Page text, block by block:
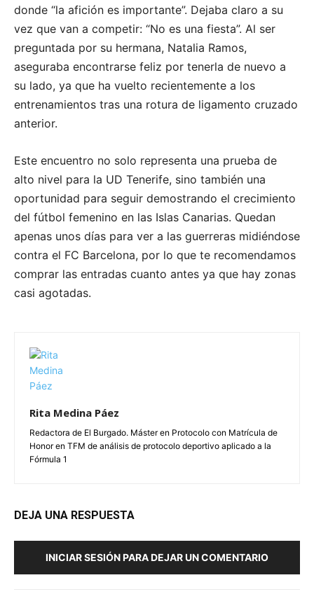
donde “la afición es importante”. Dejaba claro a su
vez que van a competir: “No es una fiesta”. Al ser
preguntada por su hermana, Natalia Ramos,
aseguraba encontrarse feliz por tenerla de nuevo a
su lado, ya que ha vuelto recientemente a los
entrenamientos tras una rotura de ligamento cruzado
anterior.
Este encuentro no solo representa una prueba de
alto nivel para la UD Tenerife, sino también una
oportunidad para seguir demostrando el crecimiento
del fútbol femenino en las Islas Canarias. Quedan
apenas unos días para ver a las guerreras midiéndose
contra el FC Barcelona, por lo que te recomendamos
comprar las entradas cuanto antes ya que hay zonas
casi agotadas.
Rita Medina Páez
Redactora de El Burgado. Máster en Protocolo con Matrícula de
Honor en TFM de análisis de protocolo deportivo aplicado a la
Fórmula 1
DEJA UNA RESPUESTA
INICIAR SESIÓN PARA DEJAR UN COMENTARIO